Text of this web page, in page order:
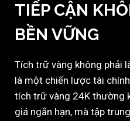
TIẾP CẬN
BỀN VỮNG
Tích trữ vàng không phải
là một chiến lược tài
tích trữ vàng 24K thường
giá ngắn hạn, mà tập